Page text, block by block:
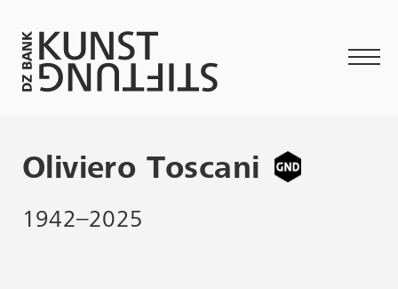
Oliviero Toscani
1942–2025